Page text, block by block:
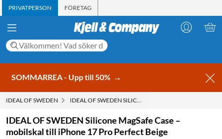
PRIVATPERSON FÖRETAG
SOMMARREA - Upp till 50% →
IDEAL OF SWEDEN IDEAL OF SWEDEN SILICONE MAGSAFE CASE –
IDEAL OF SWEDEN Silicone MagSafe Case –
mobilskal till iPhone 17 Pro Perfect Beige